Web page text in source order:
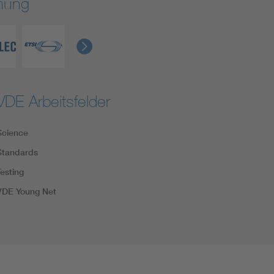
Arbeitsfelder
Young Net